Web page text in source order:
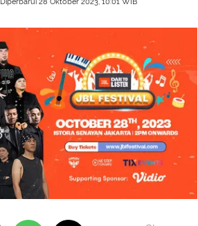
Diperbarui 28 Oktober 2023, 10:01 WIB